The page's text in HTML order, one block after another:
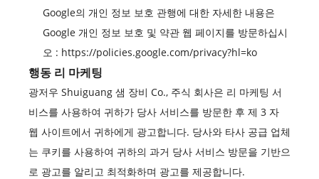
Google의 개인 정보 보호 관행에 대한 자세한 내용은
Google 개인 정보 보호 및 약관 웹 페이지를 방문하십시
오 : https://policies.google.com/privacy?hl=ko
행동 리 마케팅
광저우 Shuiguang 샘 장비 Co., 주식 회사은 리 마케팅 서
비스를 사용하여 귀하가 당사 서비스를 방문한 후 제 3 자
웹 사이트에서 귀하에게 광고합니다. 당사와 타사 공급 업체
는 쿠키를 사용하여 귀하의 과거 당사 서비스 방문을 기반으
로 광고를 알리고 최적화하며 광고를 제공합니다.